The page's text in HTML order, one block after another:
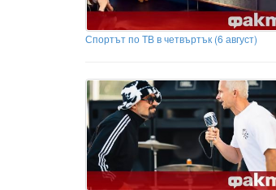
Спортът по ТВ в четвъртък (6 август)